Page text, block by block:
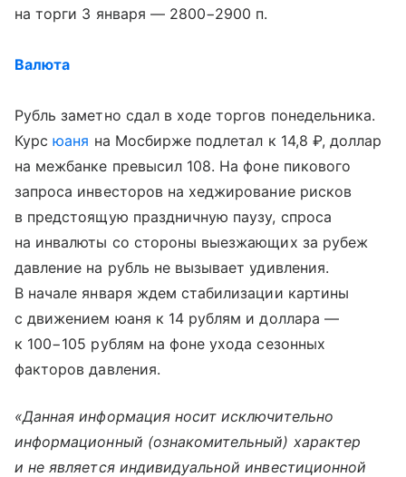
на торги 3 января — 2800−2900 п.
Валюта
Рубль заметно сдал в ходе торгов понедельника.
Курсюаня на Мосбирже подлетал к 14,8 ₽, доллар
на межбанке превысил 108. На фоне пикового
запроса инвесторов на хеджирование рисков
в предстоящую праздничную паузу, спроса
на инвалюты со стороны выезжающих за рубеж
давление на рубль не вызывает удивления.
В начале января ждем стабилизации картины
с движением юаня к 14 рублям и доллара —
к 100−105 рублям на фоне ухода сезонных
факторов давления.
«Данная информация носит исключительно
информационный (ознакомительный) характер
и не является индивидуальной инвестиционной